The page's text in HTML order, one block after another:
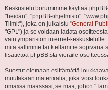
Keskustelufoorumimme käyttää
"heidän", "phpBB-ohjelmisto",
Tiimit"), joka on julkaistu "General
"GPL") ja se voidaan ladata osoitteesta
vain ympäristön internet-
mitä sallimme tai kiellämme sopivana
lisätietoa phpBB:stä vieraile
Suostut olemaan esittämättä
muutakaan materiaalia, joka voisi
omassa maassasi, se maa, johon